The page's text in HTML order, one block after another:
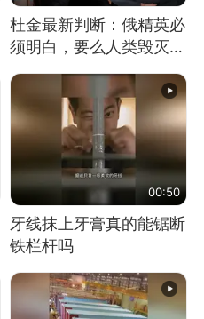
杜金最新判断：俄精英必
须明白，要么人类毁灭，
要么俄毁灭
00:50
牙线抹上牙膏真的能锯断
铁栏杆吗